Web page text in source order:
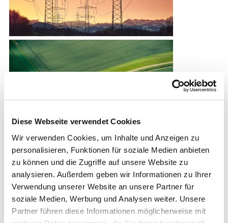
Diese Webseite verwendet Cookies
Wir verwenden Cookies, um Inhalte und Anzeigen zu
personalisieren, Funktionen für soziale Medien anbieten
zu können und die Zugriffe auf unsere Website zu
analysieren. Außerdem geben wir Informationen zu Ihrer
Verwendung unserer Website an unsere Partner für
soziale Medien, Werbung und Analysen weiter. Unsere
Partner führen diese Informationen möglicherweise mit